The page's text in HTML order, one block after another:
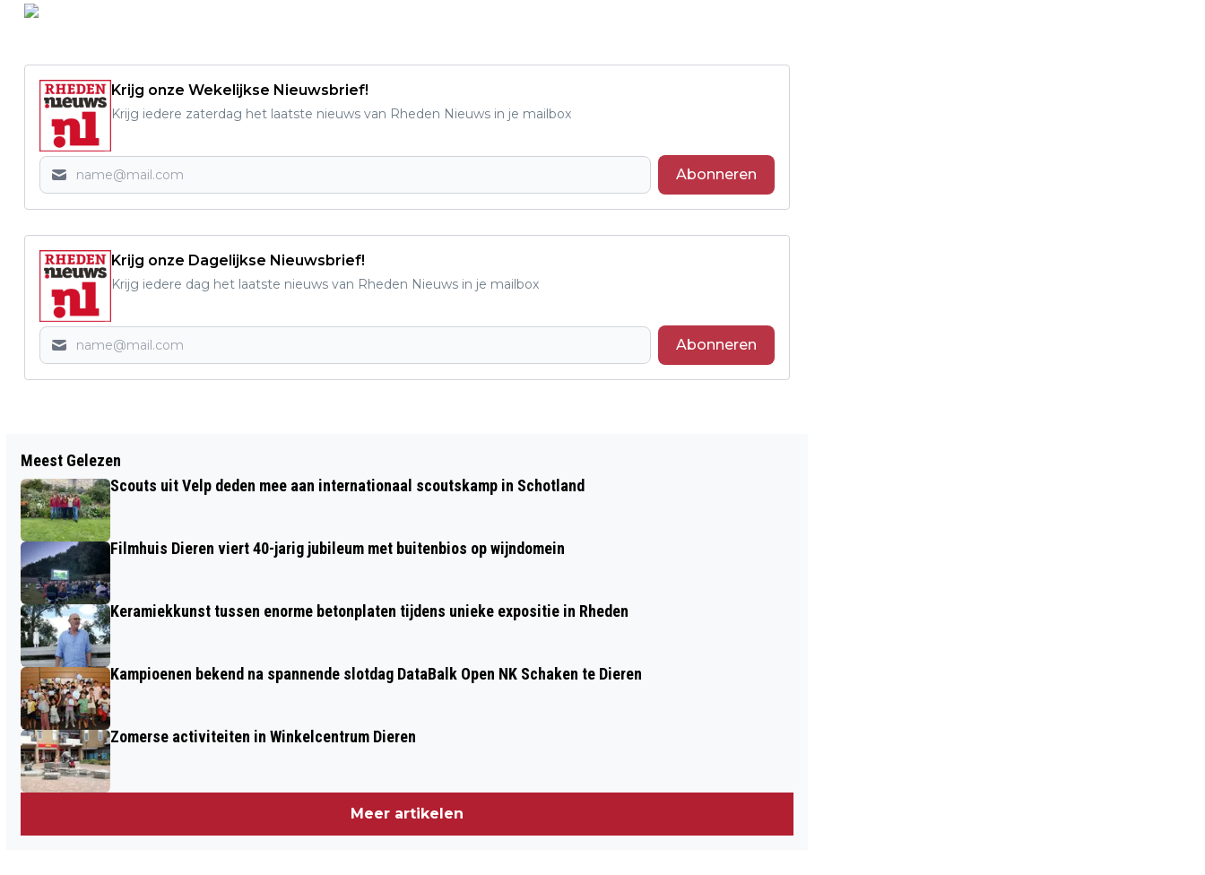
Krijg onze Wekelijkse Nieuwsbrief!
Krijg iedere zaterdag het laatste nieuws van Rheden Nieuws in je mailbox
Abonneren
Krijg onze Dagelijkse Nieuwsbrief!
Krijg iedere dag het laatste nieuws van Rheden Nieuws in je mailbox
Abonneren
AANBOD CURSUSSEN EN ACTIVITEITEN
2024 ONTMOETINGSCENTRUM DE
PAPERCLIP
RHEDEN
Meest Gelezen
Scouts uit Velp deden mee aan internationaal scoutskamp in Schotland
Filmhuis Dieren viert 40-jarig jubileum met buitenbios op wijndomein
Keramiekkunst tussen enorme betonplaten tijdens unieke expositie in Rheden
Kampioenen bekend na spannende slotdag DataBalk Open NK Schaken te Dieren
Zomerse activiteiten in Winkelcentrum Dieren
Meer artikelen